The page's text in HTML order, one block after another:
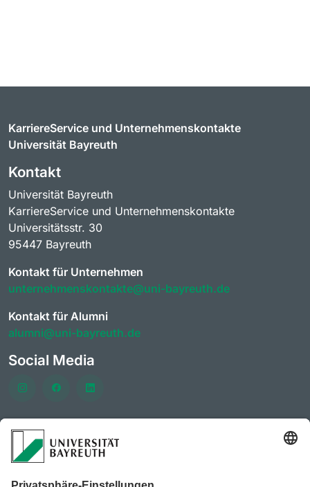
KarriereService und Unternehmenskontakte
Universität Bayreuth
Kontakt
Universität Bayreuth
KarriereService und Unternehmenskontakte
Universitätsstr. 30
95447 Bayreuth
Kontakt für Unternehmen
unternehmenskontakte@uni-bayreuth.de
Kontakt für Alumni
alumni@uni-bayreuth.de
Social Media
Häufig besuchte Seiten